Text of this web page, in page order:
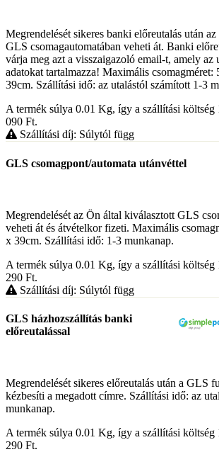
Megrendelését sikeres banki előreutalás után
GLS csomagautomatában veheti át. Banki
várja meg azt a visszaigazoló email-t, amely az
adatokat tartalmazza! Maximális csomagméret:
39cm. Szállítási idő: az utalástól számított 1-3
A termék súlya 0.01 Kg, így a szállítási költség
090 Ft.
Szállítási díj: Súlytól függ
GLS csomagpont/automata utánvéttel
Megrendelését az Ön által kiválasztott GLS
veheti át és átvételkor fizeti. Maximális
x 39cm. Szállítási idő: 1-3 munkanap.
A termék súlya 0.01 Kg, így a szállítási költség
290 Ft.
Szállítási díj: Súlytól függ
GLS házhozszállítás banki
előreutalással
Megrendelését sikeres előreutalás után a GLS
kézbesíti a megadott címre. Szállítási idő: az
munkanap.
A termék súlya 0.01 Kg, így a szállítási költség
290 Ft.